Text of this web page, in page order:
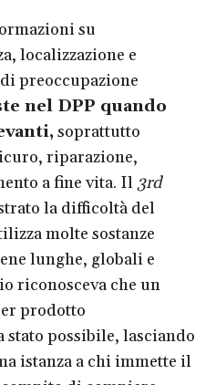
su
localizzazione e
preoccupazione
nel DPP quando
soprattutto
riparazione,
a fine vita. Il3rd
la difficoltà del
molte sostanze
lunghe, globali e
riconosceva che un
prodotto
possibile, lasciando
istanza a chi immette il